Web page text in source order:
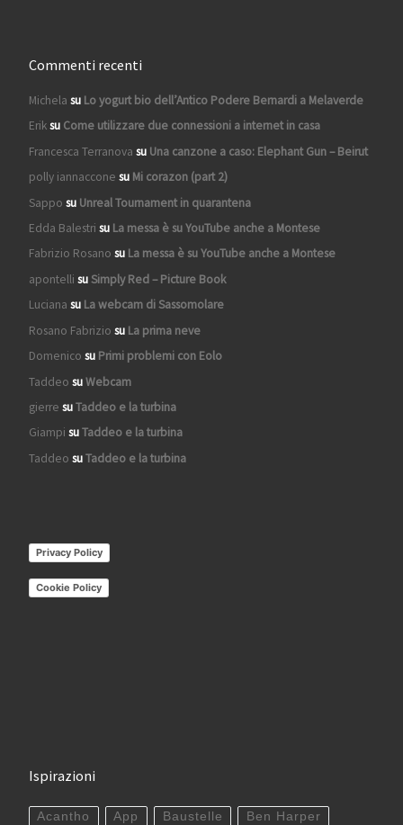
Commenti recenti
Michela su Lo yogurt bio dell’Antico Podere Bernardi a Melaverde
Eriksu Come utilizzare due connessioni a internet in casa
Francesca Terranova su Una canzone a caso: Elephant Gun – Beirut
polly iannaccone su Mi corazon (part 2)
Sappo su Unreal Tournament in quarantena
Edda Balestri su La messa è su YouTube anche a Montese
Fabrizio Rosano su La messa è su YouTube anche a Montese
apontelli suSimply Red – Picture Book
Luciana su La webcam di Sassomolare
Rosano Fabrizio su La prima neve
Domenico su Primi problemi con Eolo
Taddeo suWebcam
gierre suTaddeo e la turbina
Giampi suTaddeo e la turbina
Taddeo suTaddeo e la turbina
Privacy Policy
Cookie Policy
Ispirazioni
Acantho App Baustelle Ben Harper